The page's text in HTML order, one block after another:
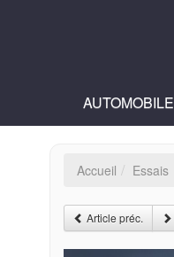
AUTOMOBILE
Accueil Essais
Article préc.